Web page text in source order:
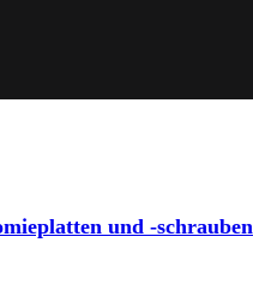
und -schrauben